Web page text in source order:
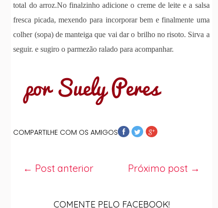
total do arroz.No finalzinho adicione o creme de leite e a salsa
fresca picada, mexendo para incorporar bem e finalmente uma
colher (sopa) de manteiga que vai dar o brilho no risoto. Sirva a
seguir. e sugiro o parmezão ralado para acompanhar.
COMPARTILHE COM OS AMIGOS
Próximo post →
← Post anterior
COMENTE PELO FACEBOOK!